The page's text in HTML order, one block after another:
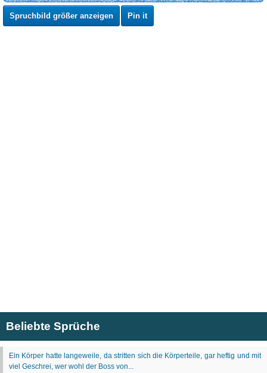
Spruchbild größer anzeigen Pin it
Beliebte Sprüche